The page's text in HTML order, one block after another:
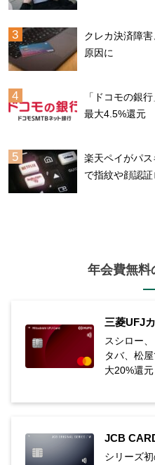
クレカ決済障
原因に
「ドコモの銀
最大4.5%還元
楽天ペイがパ
で指紋や顔認
年会費無料
三菱UFJ
スシロー
タバ、松
大20%還元
JCB
シリーズ